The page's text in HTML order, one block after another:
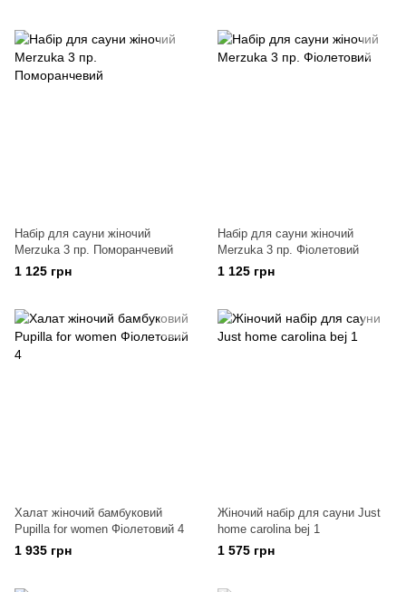
Набір для сауни жіночий
Merzuka 3 пр. Поморанчевий
1 125 грн
Набір для сауни жіночий
Merzuka 3 пр. Фіолетовий
1 125 грн
Халат жіночий бамбуковий
Pupilla for women Фіолетовий 4
1 935 грн
Жіночий набір для сауни Just
home carolina bej 1
1 575 грн